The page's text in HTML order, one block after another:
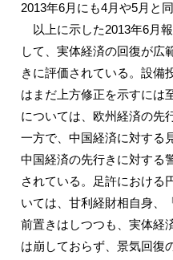
2013年6月にも4月や5月と
以上に示した2013年6月
して、実体経済の回復が広
きに評価されている。設備
はまだ上方修正を示すには
については、欧州経済の先
一方で、中国経済に対する
中国経済の先行きに対する
されている。足許における
いては、甘利経財相自身、
前置きはしつつも、実体経
は崩しておらず、景気回復